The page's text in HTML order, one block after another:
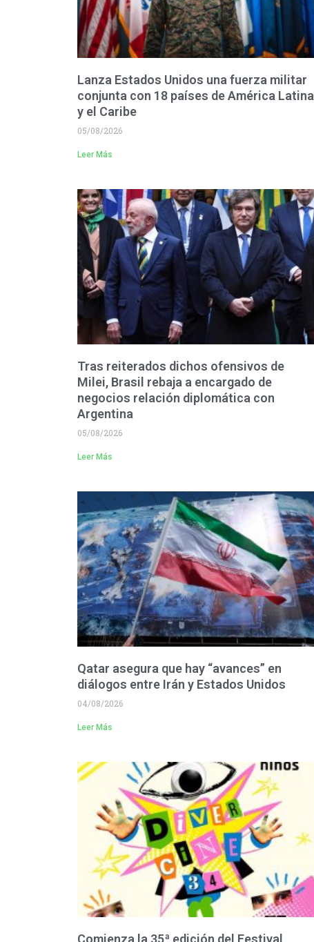
Lanza Estados Unidos una fuerza militar
conjunta con 18 países de América Latina
y el Caribe
05/08/2026
Leer Más
Tras reiterados dichos ofensivos de
Milei, Brasil rebaja a encargado de
negocios relación diplomática con
Argentina
05/08/2026
Leer Más
Qatar asegura que hay “avances” en
diálogos entre Irán y Estados Unidos
04/08/2026
Leer Más